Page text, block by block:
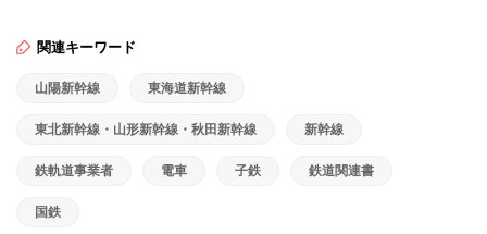
関連キーワード
山陽新幹線 東海道新幹線
東北新幹線・山形新幹線・秋田新幹線 新幹線
鉄軌道事業者 電車 子鉄 鉄道関連書
国鉄